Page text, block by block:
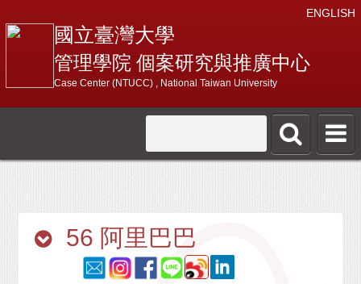
ENGLISH
國立臺灣大學
管理學院 個案研究與推廣中心
Case Center (NTUCC) , National Taiwan University
56 阿里巴巴